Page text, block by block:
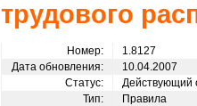
трудового
Номер:
1.8127
Дата обновления:
10.04.2007
Статус:
Действующий
Тип:
Правила